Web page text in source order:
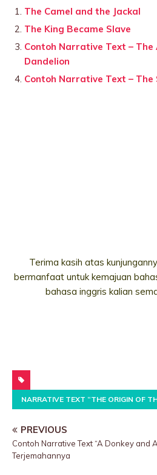
The Camel and the Jackal
The King Became Slave
Contoh Narrative Text – The
Dandelion
Contoh Narrative Text – The
Terima kasih atas
bermanfaat untuk kemajuan
bahasa inggris kalian
NARRATIVE TEXT “THE ORIGIN OF
PREVIOUS
Contoh Narrative Text “A Donkey and
Terjemahannya